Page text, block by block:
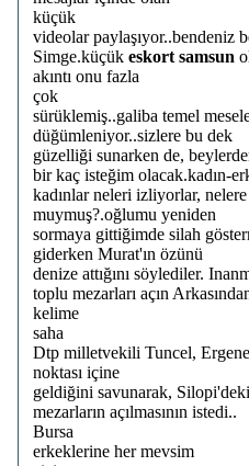
küçük
videolar paylaşıyor..bendeniz
Simge.küçük eskort samsun
akıntı onu fazla
çok
sürüklemiş..galiba temel
düğümleniyor..sizlere bu dek
güzelliği sunarken de,
bir kaç isteğim olacak.kadın-
kadınlar neleri izliyorlar,
muymuş?.oğlumu yeniden
sormaya gittiğimde silah
giderken Murat'ın özünü
denize attığını söylediler.
toplu mezarları açın
kelime
saha
Dtp milletvekili Tuncel,
noktası içine
geldiğini savunarak,
mezarların açılmasının istedi..
Bursa
erkeklerine her mevsim